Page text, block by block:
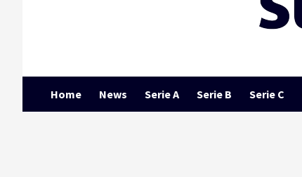
Home News Serie A Serie B Serie C